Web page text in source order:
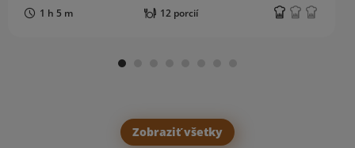
1 h 5 m 12 porcií
Zobraziť všetky